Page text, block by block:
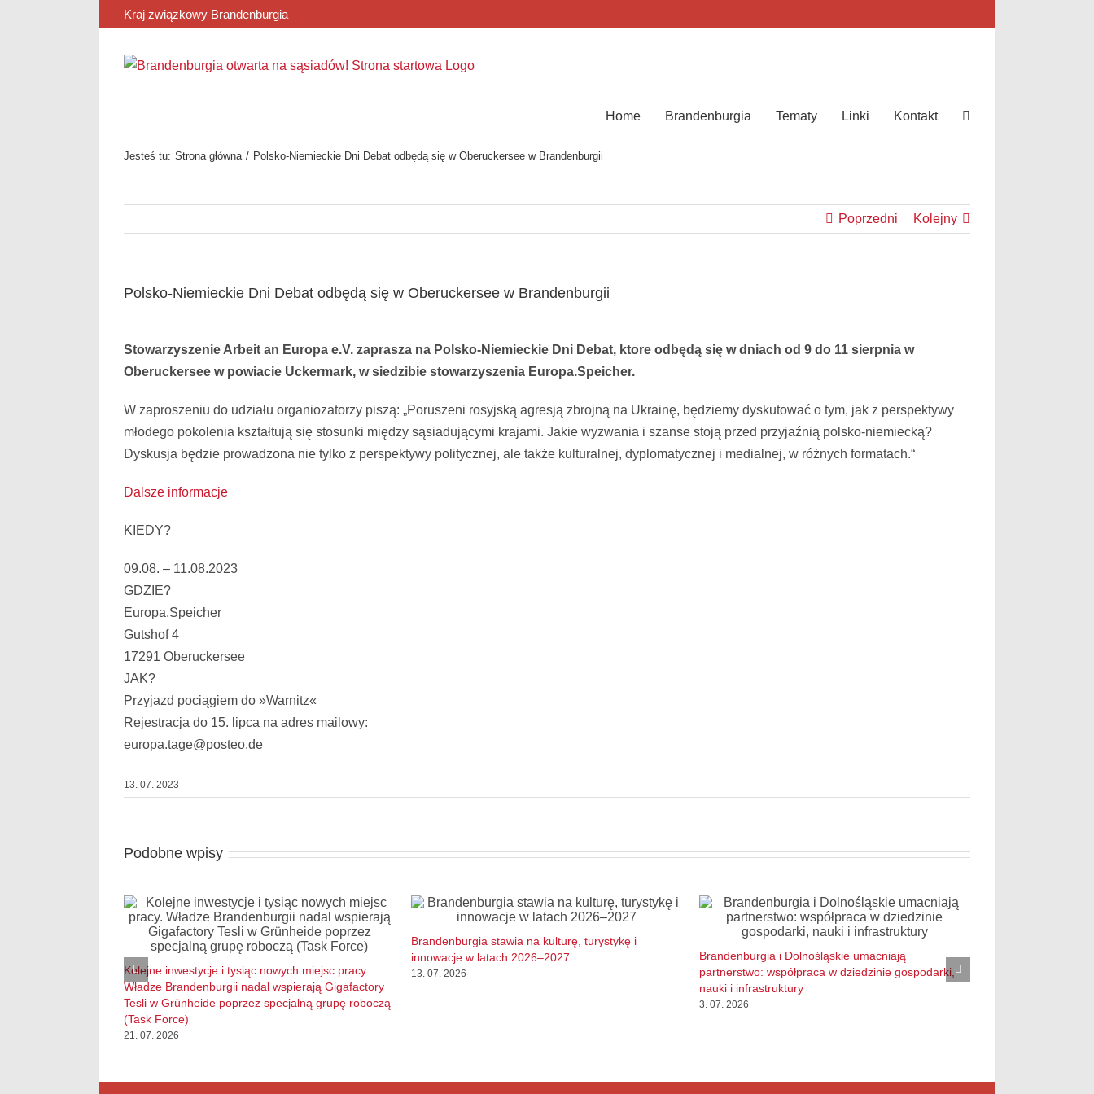
Kraj związkowy Brandenburgia
Home Brandenburgia Tematy Linki Kontakt
Jesteś tu: Strona główna Polsko-Niemieckie Dni Debat odbędą się w Oberuckersee w Brandenburgii
Poprzedni Kolejny
Polsko-Niemieckie Dni Debat odbędą się w Oberuckersee w Brandenburgii
większy
obrazek
Stowarzyszenie Arbeit an Europa e.V. zaprasza na Polsko-Niemieckie Dni Debat, ktore odbędą się w dniach od 9 do 11 sierpnia w
Oberuckersee w powiacie Uckermark, w siedzibie stowarzyszenia Europa.Speicher.
W zaproszeniu do udziału organiozatorzy piszą: „Poruszeni rosyjską agresją zbrojną na Ukrainę, będziemy dyskutować o tym, jak z perspektywy
młodego pokolenia kształtują się stosunki między sąsiadującymi krajami. Jakie wyzwania i szanse stoją przed przyjaźnią polsko-niemiecką?
Dyskusja będzie prowadzona nie tylko z perspektywy politycznej, ale także kulturalnej, dyplomatycznej i medialnej, w różnych formatach.“
Dalsze informacje
KIEDY?
09.08. – 11.08.2023
GDZIE?
Europa.Speicher
Gutshof 4
17291 Oberuckersee
JAK?
Przyjazd pociągiem do »Warnitz«
Rejestracja do 15. lipca na adres mailowy:
europa.tage@posteo.de
13. 07. 2023
Podobne wpisy
Kolejne inwestycje i tysiąc nowych miejsc pracy.
Władze Brandenburgii nadal wspierają Gigafactory
Tesli w Grünheide poprzez specjalną grupę roboczą
(Task Force)
21. 07. 2026
Brandenburgia stawia na kulturę, turystykę i
innowacje w latach 2026–2027
13. 07. 2026
Brandenburgia i Dolnośląskie umacniają
partnerstwo: współpraca w dziedzinie gospodarki,
nauki i infrastruktury
3. 07. 2026